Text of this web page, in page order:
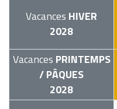
Vacances HIVER
2028
Vacances PRINTEMPS
/ PÂQUES
2028